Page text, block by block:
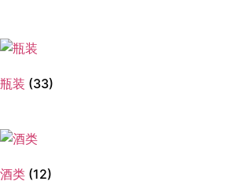
瓶装 (33)
酒类 (12)